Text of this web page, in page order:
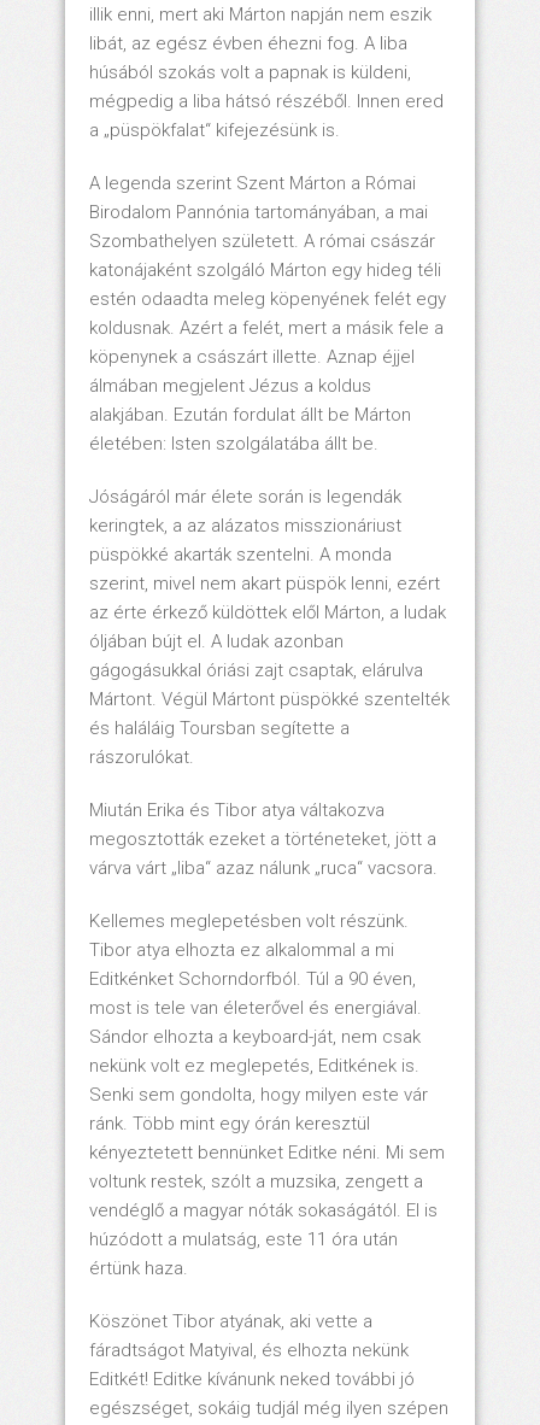
illik enni, mert aki Márton napján nem eszik
libát, az egész évben éhezni fog. A liba
húsából szokás volt a papnak is küldeni,
mégpedig a liba hátsó részéből. Innen ered
a „püspökfalat“ kifejezésünk is.
A legenda szerint Szent Márton a Római
Birodalom Pannónia tartományában, a mai
Szombathelyen született. A római császár
katonájaként szolgáló Márton egy hideg téli
estén odaadta meleg köpenyének felét egy
koldusnak. Azért a felét, mert a másik fele a
köpenynek a császárt illette. Aznap éjjel
álmában megjelent Jézus a koldus
alakjában. Ezután fordulat állt be Márton
életében: Isten szolgálatába állt be.
Jóságáról már élete során is legendák
keringtek, a az alázatos misszionáriust
püspökké akarták szentelni. A monda
szerint, mivel nem akart püspök lenni, ezért
az érte érkező küldöttek elől Márton, a ludak
óljában bújt el. A ludak azonban
gágogásukkal óriási zajt csaptak, elárulva
Mártont. Végül Mártont püspökké szentelték
és haláláig Toursban segítette a
rászorulókat.
Miután Erika és Tibor atya váltakozva
megosztották ezeket a történeteket, jött a
várva várt „liba“ azaz nálunk „ruca“ vacsora.
Kellemes meglepetésben volt részünk.
Tibor atya elhozta ez alkalommal a mi
Editkénket Schorndorfból. Túl a 90 éven,
most is tele van életerővel és energiával.
Sándor elhozta a keyboard-ját, nem csak
nekünk volt ez meglepetés, Editkének is.
Senki sem gondolta, hogy milyen este vár
ránk. Több mint egy órán keresztül
kényeztetett bennünket Editke néni. Mi sem
voltunk restek, szólt a muzsika, zengett a
vendéglő a magyar nóták sokaságától. El is
húzódott a mulatság, este 11 óra után
értünk haza.
Köszönet Tibor atyának, aki vette a
fáradtságot Matyival, és elhozta nekünk
Editkét! Editke kívánunk neked további jó
egészséget, sokáig tudjál még ilyen szépen